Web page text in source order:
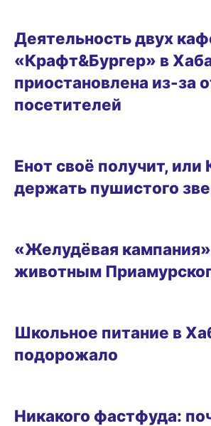
Деятельность двух
«Крафт&Бургер» в
приостановлена из-за
посетителей
Енот своё получит, или
держать пушистого
«Желудёвая
животным
Школьное питание в
подорожало
Никакого фастфуда: